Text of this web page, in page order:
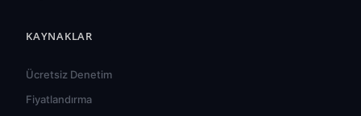
KAYNAKLAR
Ücretsiz Denetim
Fiyatlandırma